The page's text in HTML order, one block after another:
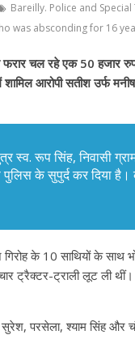
Bareilly. Police and Special
was absconding for 16
चल रहे एक 50 हजार
में शामिल आरोपी सतीश
स्व. रूप सिंह, निवासी
के सुपुर्द कर दिया है।
के 10 साथियों के साथ
ट्रैक्टर-ट्राली लूट ली
सुरेश, परसेला, श्याम सिंह